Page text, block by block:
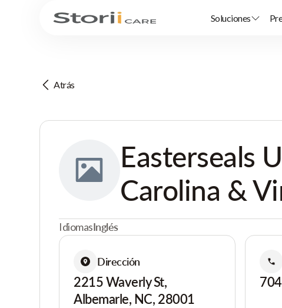
Soluciones
Atrás
Easterseals
Carolina &
IdiomasInglés
Dirección
2215 Waverly St,
Albemarle, NC, 28001